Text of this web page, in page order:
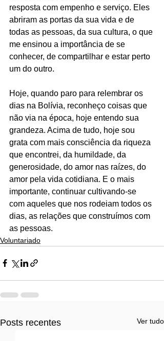
resposta com empenho e serviço. Eles
abriram as portas da sua vida e de
todas as pessoas, da sua cultura, o que
me ensinou a importância de se
conhecer, de compartilhar e estar perto
um do outro.
Hoje, quando paro para relembrar os
dias na Bolívia, reconheço coisas que
não via na época, hoje entendo sua
grandeza. Acima de tudo, hoje sou
grata com mais consciência da riqueza
que encontrei, da humildade, da
generosidade, do amor nas raízes, do
amor pela vida cotidiana. E o mais
importante, continuar cultivando-se
com aqueles que nos rodeiam todos os
dias, as relações que construímos com
as pessoas.
Voluntariado
Posts recentes Ver tudo